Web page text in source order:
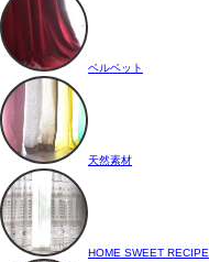
ベルベット
天然素材
HOME SWEET RECIPE